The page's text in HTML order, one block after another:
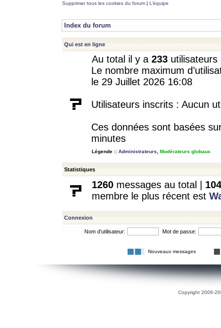
Supprimer tous les cookies du forum | L’équipe
Index du forum
Qui est en ligne
Au total il y a 233
Le nombre maximum
le 29 Juillet 2026 16:08
Utilisateurs inscrits : Aucun
Ces données sont basées
minutes
Légende :: Administrateurs Modérateurs globaux
Statistiques
1260 messages au total | 104
membre le plus récent est
Connexion
Nom d’utilisateur: Mot de passe:
Nouveaux messages
Copyright 2006-